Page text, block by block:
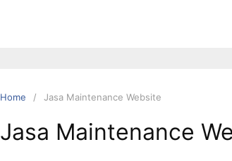
Home Jasa Maintenance Website
Jasa Maintenance